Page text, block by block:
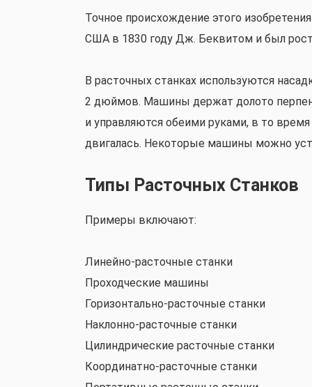
Точное происхождение этого
США в 1830 году Дж. Беквитом и был
В расточных станках используются
2 дюймов. Машины держат долото
и управляются обеими руками, в то
двигалась. Некоторые машины можно
Типы Расточных Станков
Примеры включают:
Линейно-расточные станки
Проходческие машины
Горизонтально-расточные станки
Наклонно-расточные станки
Цилиндрические расточные станки
Координатно-расточные станки